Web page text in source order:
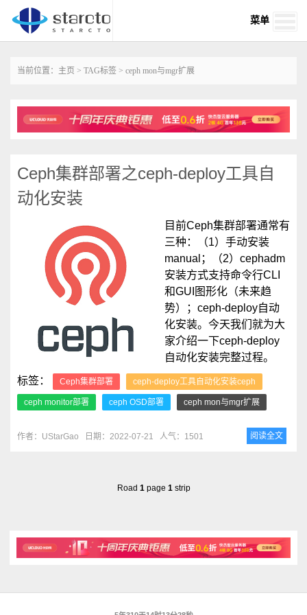
菜单
当前位置： 主页 > TAG标签 > ceph mon与mgr扩展
Ceph集群部署之ceph-deploy工具自
动化安装
目前Ceph集群部署通常有
三种：（1）手动安装
manual；（2）cephadm
安装方式支持命令行CLI
和GUI图形化（未来趋
势）；ceph-deploy自动
化安装。今天我们就为大
家介绍一下ceph-deploy
自动化安装完整过程。
标签：
Ceph集群部署 ceph-deploy工具自动化安装ceph
ceph monitor部署 ceph OSD部署 ceph mon与mgr扩展
作者：UStarGao 日期：2022-07-21 人气：1501 阅读全文
Road 1page 1strip